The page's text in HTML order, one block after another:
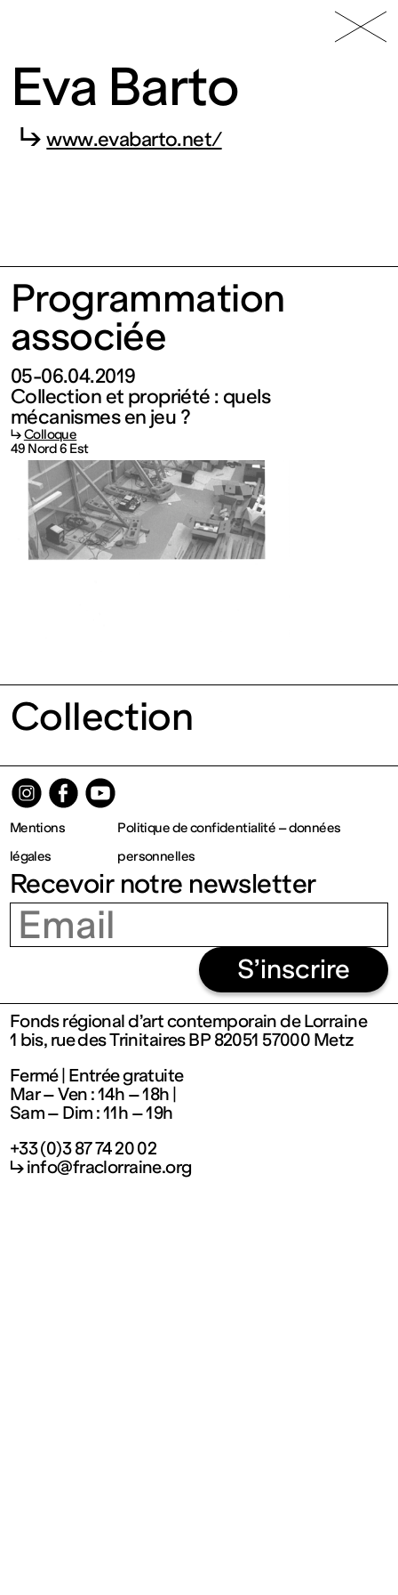
Fonds
régional
d’art
contemporain
de
Lorraine
1 bis, rue
Trinitaires
57000
Metz
Fermé
Entrée
gratuite
Mar – Ven
: 14h – 18h
Sam – Dim
: 11h – 19h
Menu
Eva Barto
↳www.evabarto.net/
Programmation
associée
05-06.04.2019
Collection et propriété : quels
mécanismes en jeu ?
↳Colloque
49 Nord 6 Est
Collection
Mentions
légales
Politique de confidentialité – données
personnelles
Recevoir notre newsletter
S’inscrire
Fonds régional d’art contemporain de Lorraine
1 bis, rue des Trinitaires BP 82051 57000 Metz
Fermé | Entrée gratuite
Mar – Ven : 14h – 18h |
Sam – Dim : 11h – 19h
+33 (0)3 87 74 20 02
↳ info@fraclorraine.org